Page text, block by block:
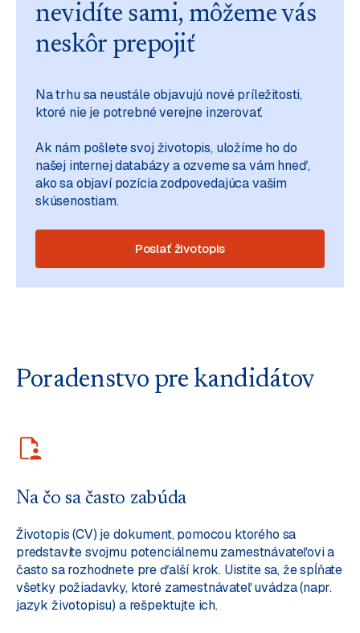
nevidíte sami, môžeme vás
neskôr prepojiť
Na trhu sa neustále objavujú nové príležitosti,
ktoré nie je potrebné verejne inzerovať.
Ak nám pošlete svoj životopis, uložíme ho do
našej internej databázy a ozveme sa vám hneď,
ako sa objaví pozícia zodpovedajúca vašim
skúsenostiam.
Poslať životopis
Poradenstvo pre kandidátov
Na čo sa často zabúda
Životopis (CV) je dokument, pomocou ktorého sa
predstavíte svojmu potenciálnemu zamestnávateľovi a
často sa rozhodnete pre ďalší krok. Uistite sa, že spĺňate
všetky požiadavky, ktoré zamestnávateľ uvádza (napr.
jazyk životopisu) a rešpektujte ich.